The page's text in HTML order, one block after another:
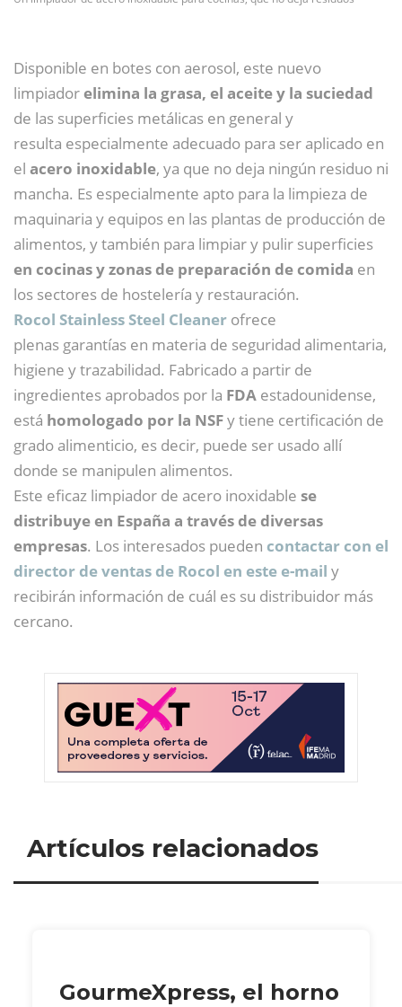
Disponible en botes con aerosol, este nuevo
limpiadorelimina la grasa, el aceite y la suciedad
de las superficies metálicas en general y
resulta especialmente adecuado para ser aplicado en
el acero inoxidable, ya que no deja ningún residuo ni
mancha. Es especialmente apto para la limpieza de
maquinaria y equipos en las plantas de producción de
alimentos, y también para limpiar y pulir superficies
en cocinas y zonas de preparación de comida en
los sectores de hostelería y restauración.
Rocol Stainless Steel Cleaner ofrece
plenas garantías en materia de seguridad alimentaria,
higiene y trazabilidad. Fabricado a partir de
ingredientes aprobados por la FDA estadounidense,
está homologado por la NSFy tiene certificación de
grado alimenticio, es decir, puede ser usado allí
donde se manipulen alimentos.
Este eficaz limpiador de acero inoxidable se
distribuye en España a través de diversas
empresas. Los interesados pueden contactar con el
director de ventas de Rocol en este e-mail y
recibirán información de cuál es su distribuidor más
cercano.
Artículos relacionados
GourmeXpress, el horno